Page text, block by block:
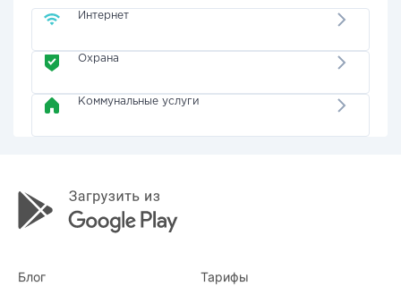
Интернет
Охрана
Коммунальные услуги
Блог Тарифы